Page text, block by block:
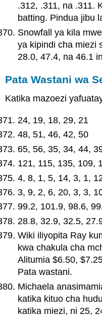
.312, .311, na .311.
batting. Pindua jibu
Snowfall ya kila
ya kipindi cha miezi
28.0, 47.4, na 46.1
Pata Wastani wa
Katika mazoezi
24, 19, 18, 29, 21
48, 51, 46, 42, 50
65, 56, 35, 34, 44,
121, 115, 135, 109,
4, 8, 1, 5, 14, 3, 1,
3, 9, 2, 6, 20, 3, 3,
99.2, 101.9, 98.6,
28.8, 32.9, 32.5,
Wiki iliyopita Ray
kwa chakula cha
Alitumia $6.50,
Pata wastani.
Michaela
katika kituo cha
katika miezi, ni 25,